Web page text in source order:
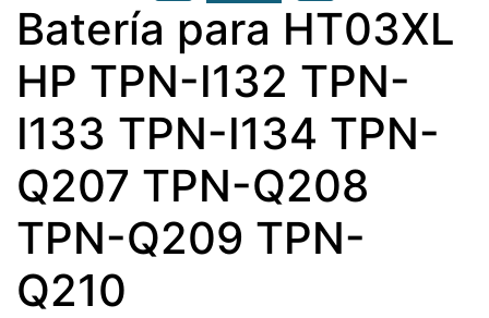
Batería para HT03XL
HP TPN-I132 TPN-
I133 TPN-I134 TPN-
Q207 TPN-Q208
TPN-Q209 TPN-
Q210